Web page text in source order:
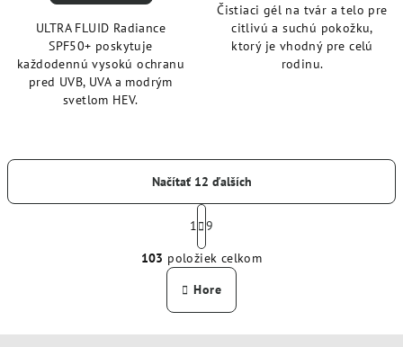
ULTRA FLUID Radiance
SPF50+ poskytuje
každodennú vysokú ochranu
pred UVB, UVA a modrým
svetlom HEV.
Čistiaci gél na tvár a telo pre
citlivú a suchú pokožku,
ktorý je vhodný pre celú
rodinu.
O
v
l
á
Načítať 12 ďalších
S
t
r
á
n
k
o
v
1
9
103 položiek celkom
Hore